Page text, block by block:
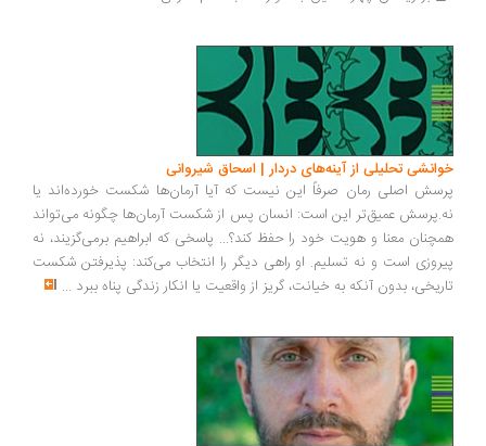
تحلیلی از آینه‌های دردار | اسحاق شیروانی
اصلی رمان صرفاً این نیست که آیا آرمان‌ها شکست خورده‌اند یا
عمیق‌تر این است: انسان پس از شکست آرمان‌ها چگونه می‌تواند
معنا و هویت خود را حفظ کند؟... پاسخی که ابراهیم برمی‌گزیند، نه
است و نه تسلیم. او راهی دیگر را انتخاب می‌کند: پذیرفتن شکست
بدون آنکه به خیانت، گریز از واقعیت یا انکار زندگی پناه ببرد...